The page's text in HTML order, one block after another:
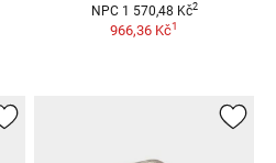
NPC 1 570,48 Kč2
966,36 Kč1